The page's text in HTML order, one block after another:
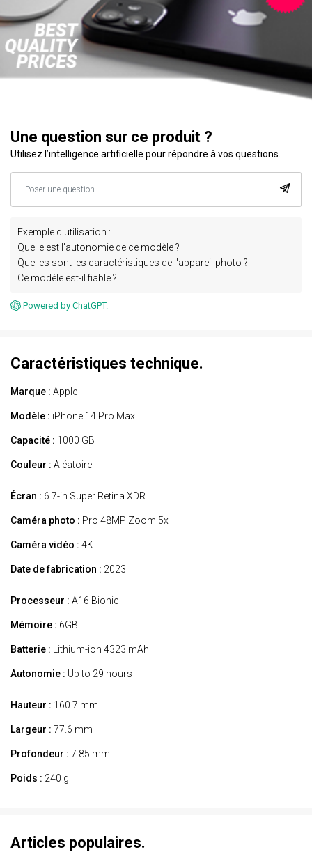
Une question sur ce produit ?
Utilisez l’intelligence artificielle pour répondre à vos questions.
Exemple d'utilisation :
Quelle est l'autonomie de ce modèle ?
Quelles sont les caractéristiques de l'appareil photo ?
Ce modèle est-il fiable ?
Powered by ChatGPT.
Caractéristiques technique.
Marque : Apple
Modèle : iPhone 14 Pro Max
Capacité : 1000 GB
Couleur : Aléatoire
Écran : 6.7-in Super Retina XDR
Caméra photo : Pro 48MP Zoom 5x
Caméra vidéo : 4K
Date de fabrication : 2023
Processeur : A16 Bionic
Mémoire : 6GB
Batterie : Lithium-ion 4323 mAh
Autonomie : Up to 29 hours
Hauteur : 160.7 mm
Largeur : 77.6 mm
Profondeur : 7.85 mm
Poids : 240 g
Articles populaires.